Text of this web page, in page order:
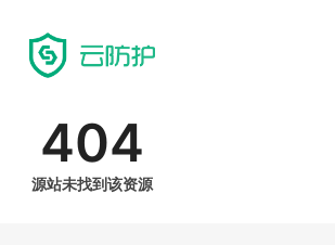
404
源站未找到该资源